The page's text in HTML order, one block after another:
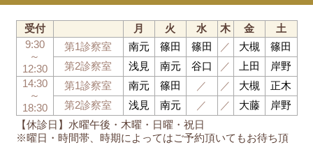
【休診日】水曜午後・木曜・日曜・祝日
※曜日・時間帯、時期によってはご予約頂いてもお待ち頂
受付 月 火 水 木 金
土
9:30
～
12:30
第1診察室 南元 篠田 篠田 ／ 大槻
篠田
第2診察室
浅見 南元 谷口 ／ 上田
岸野
14:30
～
18:30
第1診察室 南元 篠田 ／ ／ 大槻
正木
第2診察室
浅見 南元 ／ ／ 大藤 岸野